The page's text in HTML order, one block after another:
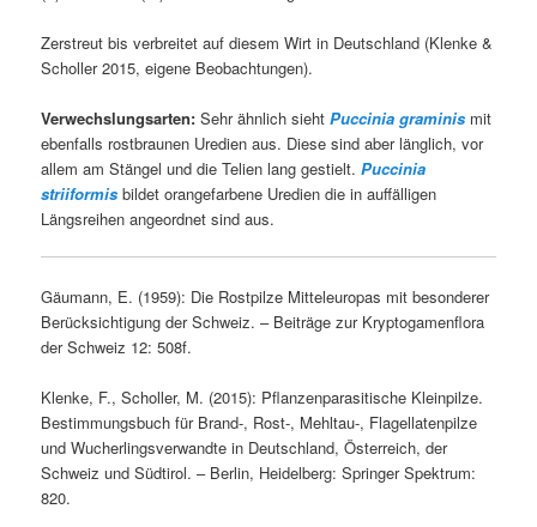
Zerstreut bis verbreitet auf diesem Wirt in Deutschland (Klenke &
Scholler 2015, eigene Beobachtungen).
Verwechslungsarten:Sehr ähnlich siehtPuccinia graminis mit
ebenfalls rostbraunen Uredien aus. Diese sind aber länglich, vor
allem am Stängel und die Telien lang gestielt.Puccinia
striiformis bildet orangefarbene Uredien die in auffälligen
Längsreihen angeordnet sind aus.
Gäumann, E. (1959): Die Rostpilze Mitteleuropas mit besonderer
Berücksichtigung der Schweiz. – Beiträge zur Kryptogamenflora
der Schweiz 12: 508f.
Klenke, F., Scholler, M. (2015): Pflanzenparasitische Kleinpilze.
Bestimmungsbuch für Brand-, Rost-, Mehltau-, Flagellatenpilze
und Wucherlingsverwandte in Deutschland, Österreich, der
Schweiz und Südtirol. – Berlin, Heidelberg: Springer Spektrum:
820.